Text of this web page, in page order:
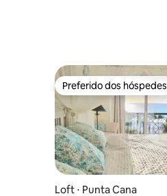
Preferido dos hóspedes
Preferido dos hóspedes
Loft ⋅ Punta Cana